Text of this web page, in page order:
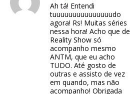
Ah tá! Entendi
tuuuuuuuuuuuuuuudo
agora! Rs! Muitas séries
nessa hora! Acho que de
Reality Show só
acompanho mesmo
ANTM, que eu acho
TUDO. Até gosto de
outras e assisto de vez
em quando, mas não
acompanho! Obrigada